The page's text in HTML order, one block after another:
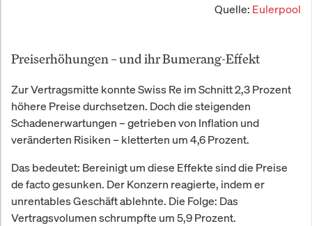
Quelle: Eulerpool
Preiserhöhungen – und ihr Bumerang-Effekt
Zur Vertragsmitte konnte Swiss Re im Schnitt 2,3 Prozent
höhere Preise durchsetzen. Doch die steigenden
Schadenerwartungen – getrieben von Inflation und
veränderten Risiken – kletterten um 4,6 Prozent.
Das bedeutet: Bereinigt um diese Effekte sind die Preise
de facto gesunken. Der Konzern reagierte, indem er
unrentables Geschäft ablehnte. Die Folge: Das
Vertragsvolumen schrumpfte um 5,9 Prozent.